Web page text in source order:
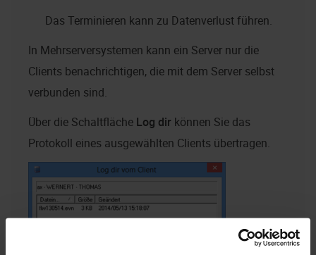
Das Terminieren kann zu Datenverlust führen.
In Mehrserversystemen kann ein Server nur die
Clients benachrichtigen, die mit dem Server selbst
verbunden sind.
Über die Schaltfläche Log dir können Sie das
Protokoll eines ausgewählten Clients übertragen.